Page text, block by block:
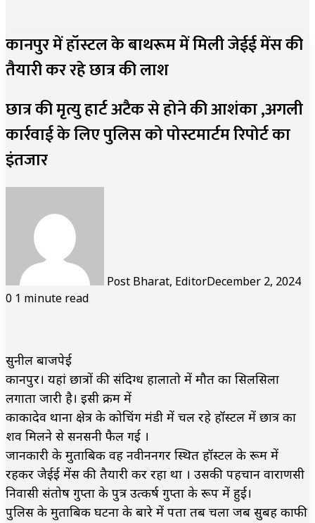
कानपुर में हॉस्टल के बाथरूम में मिली जेईई मेंस की
तैयारी कर रहे छात्र की लाश
छात्र की मृत्यु हार्ट अटैक से होने की आशंका ,अगली
कार्रवाई के लिए पुलिस को पोस्टमार्टम रिपोर्ट का
इंतजार
Post Bharat, EditorDecember 2, 2024
0 1 minute read
सुनील बाजपेई
कानपुर। यहां छात्रों की संदिग्ध हालातो में मौत का सिलसिला
लगाता जारी है। इसी क्रम में
काकादेव थाना क्षेत्र के कोचिंग मंडी में चल रहे हॉस्टल में छात्र का
शव मिलने से सनसनी फैल गई ।
जानकारी के मुताबिक वह नवीननगर स्थित हॉस्टल के रूम में
रहकर जेईई मेंस की तैयारी कर रहा था । उसकी पहचान वाराणसी
निवासी संतोष गुप्ता के पुत्र उत्कर्ष गुप्ता के रूप में हुई।
पुलिस के मुताबिक घटना के बारे में पता तब चला जब सुबह काफी